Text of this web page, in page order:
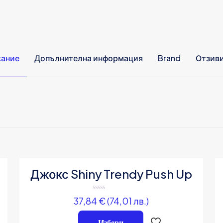
Допълнителна информация Brand
Джокс Shiny Trendy Push Up
Оценено
на
0
от
37,84 €(74,01 лв.)